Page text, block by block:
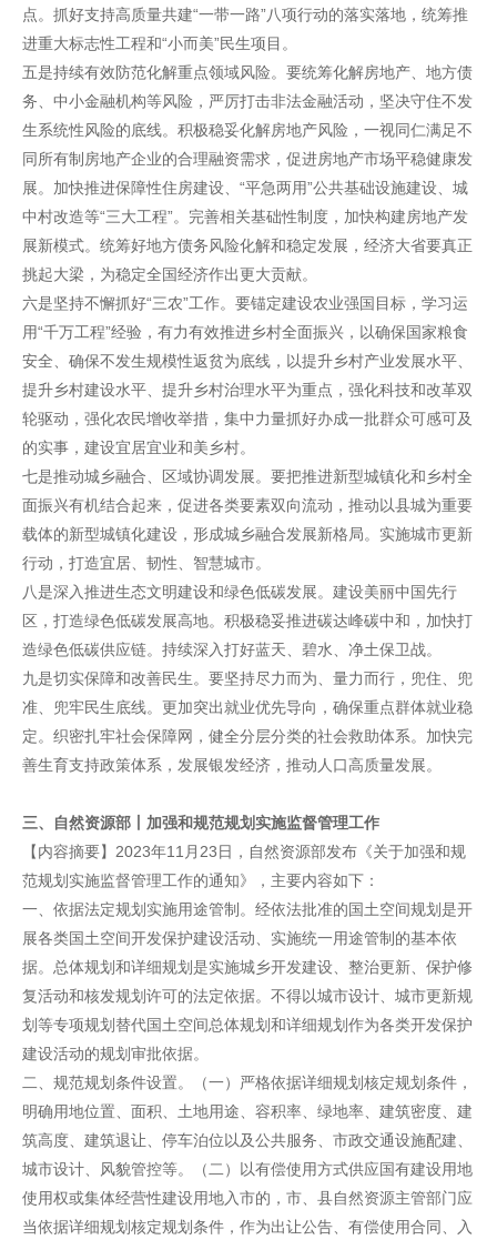
点。抓好支持高质量共建“一带一路”八项行动的落实落地，统筹推
进重大标志性工程和“小而美”民生项目。
五是持续有效防范化解重点领域风险。要统筹化解房地产、地方债
务、中小金融机构等风险，严厉打击非法金融活动，坚决守住不发
生系统性风险的底线。积极稳妥化解房地产风险，一视同仁满足不
同所有制房地产企业的合理融资需求，促进房地产市场平稳健康发
展。加快推进保障性住房建设、“平急两用”公共基础设施建设、城
中村改造等“三大工程”。完善相关基础性制度，加快构建房地产发
展新模式。统筹好地方债务风险化解和稳定发展，经济大省要真正
挑起大梁，为稳定全国经济作出更大贡献。
六是坚持不懈抓好“三农”工作。要锚定建设农业强国目标，学习运
用“千万工程”经验，有力有效推进乡村全面振兴，以确保国家粮食
安全、确保不发生规模性返贫为底线，以提升乡村产业发展水平、
提升乡村建设水平、提升乡村治理水平为重点，强化科技和改革双
轮驱动，强化农民增收举措，集中力量抓好办成一批群众可感可及
的实事，建设宜居宜业和美乡村。
七是推动城乡融合、区域协调发展。要把推进新型城镇化和乡村全
面振兴有机结合起来，促进各类要素双向流动，推动以县城为重要
载体的新型城镇化建设，形成城乡融合发展新格局。实施城市更新
行动，打造宜居、韧性、智慧城市。
八是深入推进生态文明建设和绿色低碳发展。建设美丽中国先行
区，打造绿色低碳发展高地。积极稳妥推进碳达峰碳中和，加快打
造绿色低碳供应链。持续深入打好蓝天、碧水、净土保卫战。
九是切实保障和改善民生。要坚持尽力而为、量力而行，兜住、兜
准、兜牢民生底线。更加突出就业优先导向，确保重点群体就业稳
定。织密扎牢社会保障网，健全分层分类的社会救助体系。加快完
善生育支持政策体系，发展银发经济，推动人口高质量发展。
三、自然资源部丨加强和规范规划实施监督管理工作
【内容摘要】2023年11月23日，自然资源部发布《关于加强和规
范规划实施监督管理工作的通知》，主要内容如下：
一、依据法定规划实施用途管制。经依法批准的国土空间规划是开
展各类国土空间开发保护建设活动、实施统一用途管制的基本依
据。总体规划和详细规划是实施城乡开发建设、整治更新、保护修
复活动和核发规划许可的法定依据。不得以城市设计、城市更新规
划等专项规划替代国土空间总体规划和详细规划作为各类开发保护
建设活动的规划审批依据。
二、规范规划条件设置。（一）严格依据详细规划核定规划条件，
明确用地位置、面积、土地用途、容积率、绿地率、建筑密度、建
筑高度、建筑退让、停车泊位以及公共服务、市政交通设施配建、
城市设计、风貌管控等。（二）以有偿使用方式供应国有建设用地
使用权或集体经营性建设用地入市的，市、县自然资源主管部门应
当依据详细规划核定规划条件，作为出让公告、有偿使用合同、入